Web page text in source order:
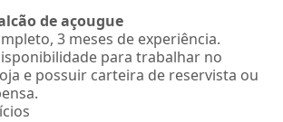
de açougue
3 meses de experiência.
para trabalhar no
e possuir carteira de reservista ou